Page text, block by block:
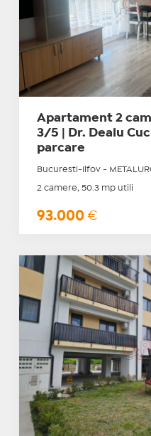
Apartament 2
3/5 | Dr. Dealu
parcare
Bucuresti-Ilfov -
2 camere, 50.3 mp utili
93.000 €